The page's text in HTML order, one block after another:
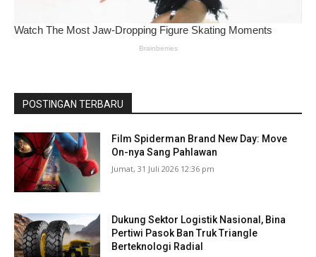
POSTINGAN TERBARU
Film Spiderman Brand New Day: Move
On-nya Sang Pahlawan
Jumat, 31 Juli 2026 12:36 pm
Dukung Sektor Logistik Nasional, Bina
Pertiwi Pasok Ban Truk Triangle
Berteknologi Radial